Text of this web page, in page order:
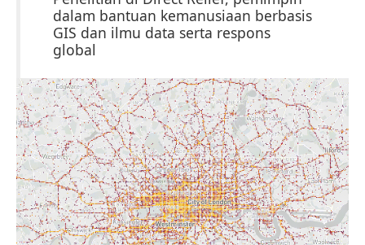
dalam bantuan kemanusiaan berbasis
GIS dan ilmu data serta respons
global